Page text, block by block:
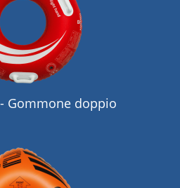
- Gommone doppio